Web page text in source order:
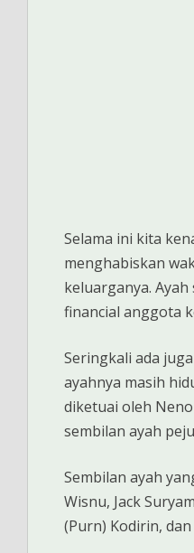
Selama ini kita
menghabiskan
keluarganya.
financial anggota
Seringkali ada
ayahnya masih
diketuai oleh
sembilan ayah
Sembilan ayah
Wisnu, Jack
(Purn) Kodirin,